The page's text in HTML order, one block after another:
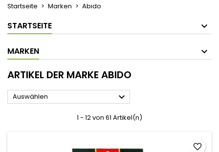
Startseite Marken Abido
STARTSEITE
MARKEN
ARTIKEL DER MARKE ABIDO
Auswählen 
1 - 12 von 61 Artikel(n)
favorite_border
Abbrechen